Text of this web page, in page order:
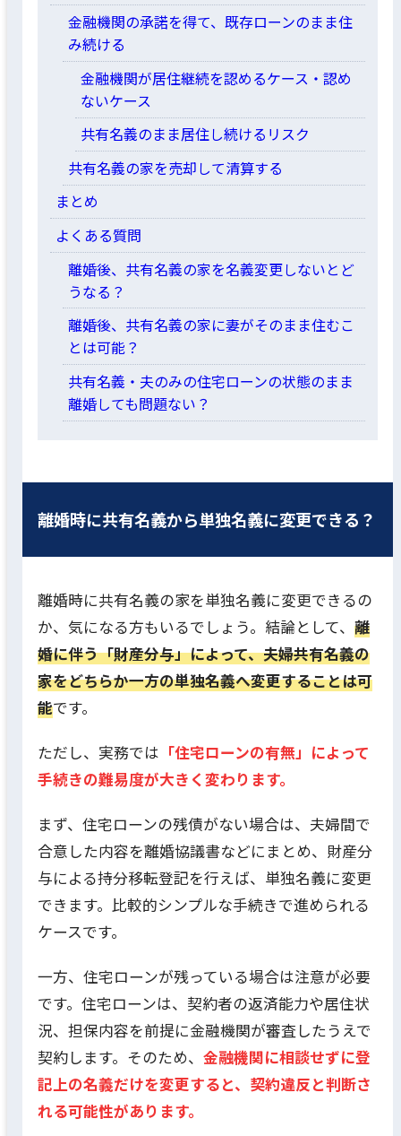
金融機関の承諾を得て、既存ローンのまま住
み続ける
金融機関が居住継続を認めるケース・認め
ないケース
共有名義のまま居住し続けるリスク
共有名義の家を売却して清算する
まとめ
よくある質問
離婚後、共有名義の家を名義変更しないとど
うなる？
離婚後、共有名義の家に妻がそのまま住むこ
とは可能？
共有名義・夫のみの住宅ローンの状態のまま
離婚しても問題ない？
離婚時に共有名義から単独名義に変更できる？
離婚時に共有名義の家を単独名義に変更できるの
か、気になる方もいるでしょう。結論として、 離
婚に伴う「財産分与」によって、夫婦共有名義の
家をどちらか一方の単独名義へ変更することは可
能です。
ただし、実務では 「住宅ローンの有無」によって
手続きの難易度が大きく変わります。
まず、住宅ローンの残債がない場合は、夫婦間で
合意した内容を離婚協議書などにまとめ、財産分
与による持分移転登記を行えば、単独名義に変更
できます。比較的シンプルな手続きで進められる
ケースです。
一方、住宅ローンが残っている場合は注意が必要
です。住宅ローンは、契約者の返済能力や居住状
況、担保内容を前提に金融機関が審査したうえで
契約します。そのため、 金融機関に相談せずに登
記上の名義だけを変更すると、契約違反と判断さ
れる可能性があります。